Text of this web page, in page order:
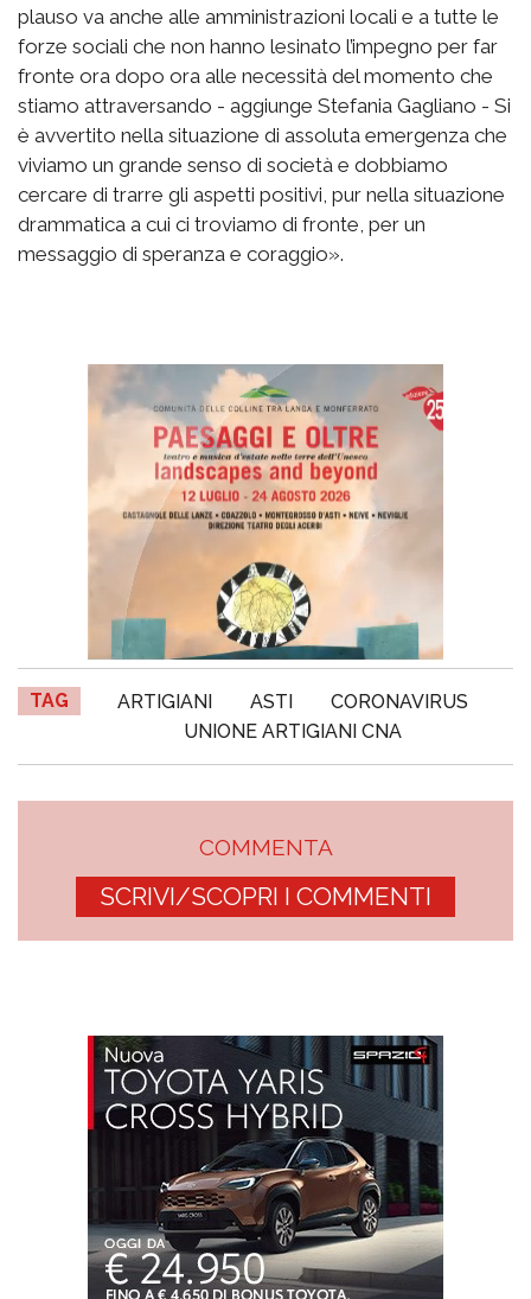
plauso va anche alle amministrazioni locali e a tutte le
forze sociali che non hanno lesinato l’impegno per far
fronte ora dopo ora alle necessità del momento che
stiamo attraversando - aggiunge Stefania Gagliano - Si
è avvertito nella situazione di assoluta emergenza che
viviamo un grande senso di società e dobbiamo
cercare di trarre gli aspetti positivi, pur nella situazione
drammatica a cui ci troviamo di fronte, per un
messaggio di speranza e coraggio».
TAG ARTIGIANI ASTI
CORONAVIRUS
UNIONE ARTIGIANI CNA
COMMENTA
SCRIVI/SCOPRI I COMMENTI